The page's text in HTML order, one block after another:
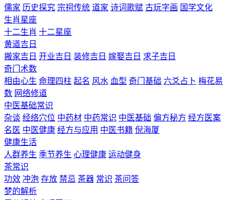
儒家 历史探究 宗祠传统 道家 诗词歌赋 古玩字画 国学文化
生肖星座
十二生肖 十二星座
黄道吉日
搬家吉日 开业吉日 装修吉日 嫁娶吉日 求子吉日
奇门术数
相由心生 命理四柱 起名 风水 血型 奇门基础 六爻占卜 梅花易
数 网络修道
中医基础常识
杂谈 经络穴位 中药材 中药常识 中医基础 偏方秘方 经方医案
名医 中医健康 经方与应用 中医书籍 倪海厦
健康生活
人群养生 季节养生 心理健康 运动健身
茶常识
功效 冲泡 存放 禁忌 茶器 常识 茶问答
梦的解析